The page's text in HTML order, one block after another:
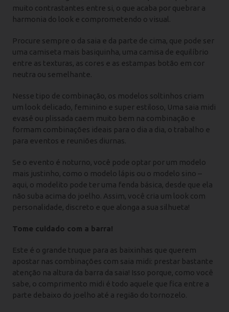
muito contrastantes entre si, o que acaba por quebrar a
harmonia do look e comprometendo o visual.
Procure sempre o da saia e da parte de cima, que pode ser
uma camiseta mais basiquinha, uma camisa de equilíbrio
entre as texturas, as cores e as estampas botão em cor
neutra ou semelhante.
Nesse tipo de combinação, os modelos soltinhos criam
um look delicado, feminino e super estiloso, Uma saia midi
evasê ou plissada caem muito bem na combinação e
formam combinações ideais para o dia a dia, o trabalho e
para eventos e reuniões diurnas.
Se o evento é noturno, você pode optar por um modelo
mais justinho, como o modelo lápis ou o modelo sino –
aqui, o modelito pode ter uma fenda básica, desde que ela
não suba acima do joelho. Assim, você cria um look com
personalidade, discreto e que alonga a sua silhueta!
Tome cuidado com a barra!
Este é o grande truque para as baixinhas que querem
apostar nas combinações com saia midi: prestar bastante
atenção na altura da barra da saia! Isso porque, como você
sabe, o comprimento midi é todo aquele que fica entre a
parte debaixo do joelho até a região do tornozelo.